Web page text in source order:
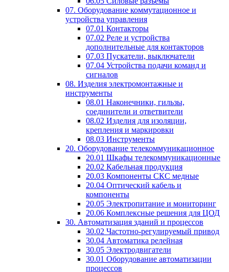
07. Оборудование коммутационное и
устройства управления
07.01 Контакторы
07.02 Реле и устройства
дополнительные для контакторов
07.03 Пускатели, выключатели
07.04 Устройства подачи команд и
сигналов
08. Изделия электромонтажные и
инструменты
08.01 Наконечники, гильзы,
соединители и ответвители
08.02 Изделия для изоляции,
крепления и маркировки
08.03 Инструменты
20. Оборудование телекоммуникационное
20.01 Шкафы телекоммуникационные
20.02 Кабельная продукция
20.03 Компоненты СКС медные
20.04 Оптический кабель и
компоненты
20.05 Электропитание и мониторинг
20.06 Комплексные решения для ЦОД
30. Автоматизация зданий и процессов
30.02 Частотно-регулируемый привод
30.04 Автоматика релейная
30.05 Электродвигатели
30.01 Оборудование автоматизации
процессов